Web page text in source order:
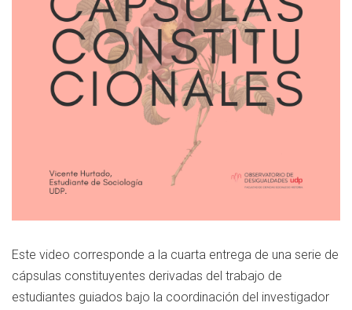
Este video corresponde a la cuarta entrega de una serie de
cápsulas constituyentes derivadas del trabajo de
estudiantes guiados bajo la coordinación del investigador